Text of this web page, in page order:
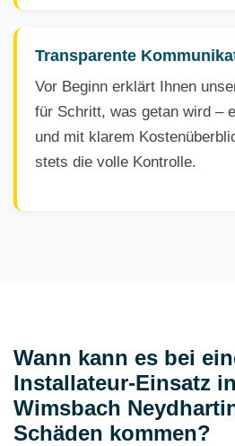
Transparente
Vor Beginn erklärt Ihnen
für Schritt, was getan wird –
und mit klarem
stets die volle Kontrolle.
Wann kann es bei
Installateur-Einsatz
Wimsbach
Schäden kommen?